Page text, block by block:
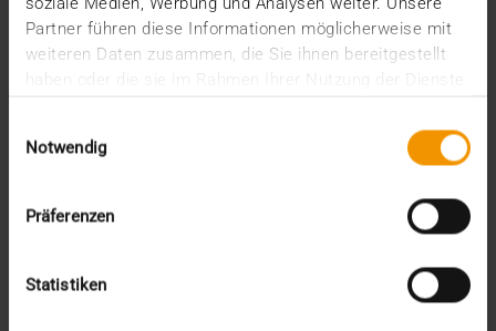
soziale Medien, Werbung und Analysen weiter. Unsere
Partner führen diese Informationen möglicherweise mit
weiteren Daten zusammen, die Sie ihnen bereitgestellt
haben oder die sie im Rahmen Ihrer Nutzung der Dienste
Notwendig
Präferenzen
Statistiken
juin (1)
mars (1)
décembre (1)
août (1)
mai (5)